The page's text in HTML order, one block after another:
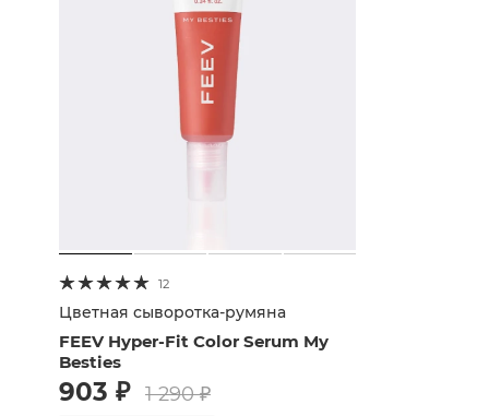
12
Цветная сыворотка-румяна
FEEV Hyper-Fit Color Serum My
Besties
903 ₽ 1 290₽